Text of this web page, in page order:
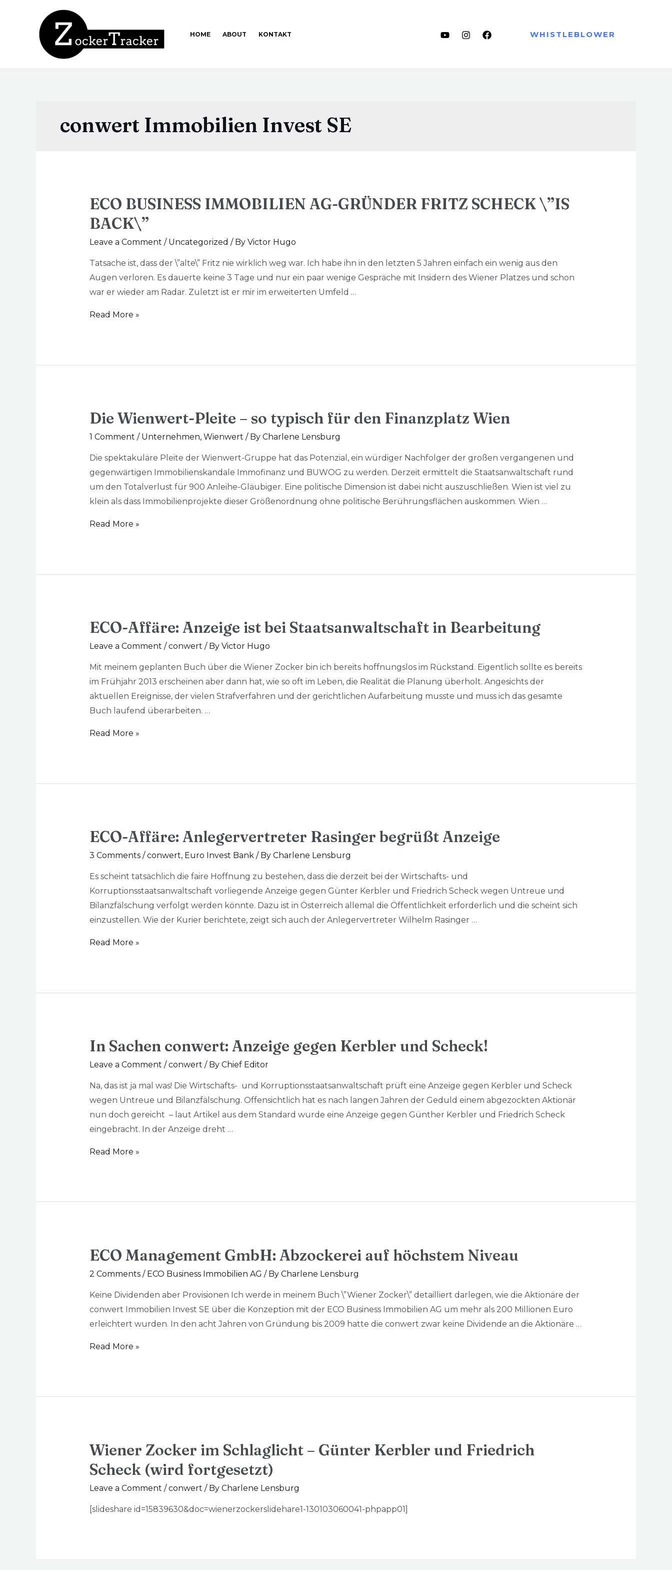
HOME ABOUT KONTAKT WHISTLEBLOWER
conwert Immobilien Invest SE
ECO BUSINESS IMMOBILIEN AG-GRÜNDER FRITZ SCHECK \”IS
BACK\”
Leave a Comment / Uncategorized / By Victor Hugo
Tatsache ist, dass der \”alte\” Fritz nie wirklich weg war. Ich habe ihn in den letzten 5 Jahren einfach ein wenig aus den
Augen verloren. Es dauerte keine 3 Tage und nur ein paar wenige Gespräche mit Insidern des Wiener Platzes und schon
war er wieder am Radar. Zuletzt ist er mir im erweiterten Umfeld …
Read More »
Die Wienwert-Pleite – so typisch für den Finanzplatz Wien
1 Comment / Unternehmen, Wienwert / By Charlene Lensburg
Die spektakuläre Pleite der Wienwert-Gruppe hat das Potenzial, ein würdiger Nachfolger der großen vergangenen und
gegenwärtigen Immobilienskandale Immofinanz und BUWOG zu werden. Derzeit ermittelt die Staatsanwaltschaft rund
um den Totalverlust für 900 Anleihe-Gläubiger. Eine politische Dimension ist dabei nicht auszuschließen. Wien ist viel zu
klein als dass Immobilienprojekte dieser Größenordnung ohne politische Berührungsflächen auskommen. Wien …
Read More »
ECO-Affäre: Anzeige ist bei Staatsanwaltschaft in Bearbeitung
Leave a Comment /conwert / By Victor Hugo
Mit meinem geplanten Buch über die Wiener Zocker bin ich bereits hoffnungslos im Rückstand. Eigentlich sollte es bereits
im Frühjahr 2013 erscheinen aber dann hat, wie so oft im Leben, die Realität die Planung überholt. Angesichts der
aktuellen Ereignisse, der vielen Strafverfahren und der gerichtlichen Aufarbeitung musste und muss ich das gesamte
Buch laufend überarbeiten. …
Read More »
ECO-Affäre: Anlegervertreter Rasinger begrüßt Anzeige
3 Comments /conwert, Euro Invest Bank/ By Charlene Lensburg
Es scheint tatsächlich die faire Hoffnung zu bestehen, dass die derzeit bei der Wirtschafts- und
Korruptionsstaatsanwaltschaft vorliegende Anzeige gegen Günter Kerbler und Friedrich Scheck wegen Untreue und
Bilanzfälschung verfolgt werden könnte. Dazu ist in Österreich allemal die Öffentlichkeit erforderlich und die scheint sich
einzustellen. Wie der Kurier berichtete, zeigt sich auch der Anlegervertreter Wilhelm Rasinger …
Read More »
In Sachen conwert: Anzeige gegen Kerbler und Scheck!
Leave a Comment /conwert / By Chief Editor
Na, das ist ja mal was! Die Wirtschafts- und Korruptionsstaatsanwaltschaft prüft eine Anzeige gegen Kerbler und Scheck
wegen Untreue und Bilanzfälschung. Offensichtlich hat es nach langen Jahren der Geduld einem abgezockten Aktionär
nun doch gereicht – laut Artikel aus dem Standard wurde eine Anzeige gegen Günther Kerbler und Friedrich Scheck
eingebracht. In der Anzeige dreht …
Read More »
ECO Management GmbH: Abzockerei auf höchstem Niveau
2 Comments / ECO Business Immobilien AG / By Charlene Lensburg
Keine Dividenden aber Provisionen Ich werde in meinem Buch \”Wiener Zocker\” detailliert darlegen, wie die Aktionäre der
conwert Immobilien Invest SE über die Konzeption mit der ECO Business Immobilien AG um mehr als 200 Millionen Euro
erleichtert wurden. In den acht Jahren von Gründung bis 2009 hatte die conwert zwar keine Dividende an die Aktionäre …
Read More »
Wiener Zocker im Schlaglicht – Günter Kerbler und Friedrich
Scheck (wird fortgesetzt)
Leave a Comment /conwert / By Charlene Lensburg
[slideshare id=15839630&doc=wienerzockerslidehare1-130103060041-phpapp01]